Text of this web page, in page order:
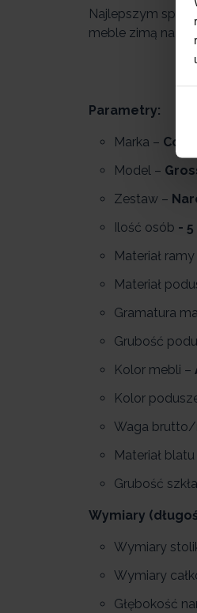
Najlepszym
meble zimą na
Parametry:
Marka –
Model –
Zestaw –
Ilość osób -
Materiał ramy
Materiał
Gramatura
Grubość
Kolor mebli –
Kolor
Waga
Materiał
Grubość
Wymiary
Wymiary
Wymiary
Głębokość